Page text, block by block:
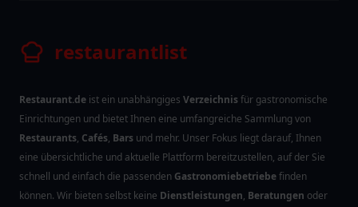
restaurantlist
Restaurant.de ist ein unabhängiges Verzeichnisfür gastronomische
Einrichtungen und bietet Ihnen eine umfangreiche Sammlung von
Restaurants, Cafés, Bars und mehr. Unser Fokus liegt darauf, Ihnen
eine übersichtliche und aktuelle Plattform bereitzustellen, auf der Sie
schnell und einfach die passenden Gastronomiebetriebefinden
können. Wir bieten selbst keine Dienstleistungen, Beratungen oder